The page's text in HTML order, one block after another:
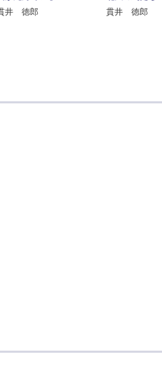
井 徳郎
貫井 徳郎